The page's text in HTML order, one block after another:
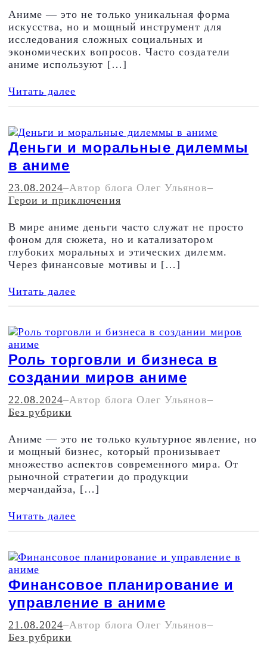
Аниме — это не только уникальная форма
искусства, но и мощный инструмент для
исследования сложных социальных и
экономических вопросов. Часто создатели
аниме используют […]
Читать далее
Деньги и моральные дилеммы
в аниме
23.08.2024–Автор блога Олег Ульянов–
Герои и приключения
В мире аниме деньги часто служат не просто
фоном для сюжета, но и катализатором
глубоких моральных и этических дилемм.
Через финансовые мотивы и […]
Читать далее
Роль торговли и бизнеса в
создании миров аниме
22.08.2024–Автор блога Олег Ульянов–
Без рубрики
Аниме — это не только культурное явление, но
и мощный бизнес, который пронизывает
множество аспектов современного мира. От
рыночной стратегии до продукции
мерчандайза, […]
Читать далее
Финансовое планирование и
управление в аниме
21.08.2024–Автор блога Олег Ульянов–
Без рубрики